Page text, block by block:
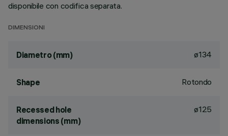
disponibile con codifica separata.
DIMENSIONI
Diametro (mm) ø134
Shape Rotondo
Recessed hole
dimensions (mm)
ø125